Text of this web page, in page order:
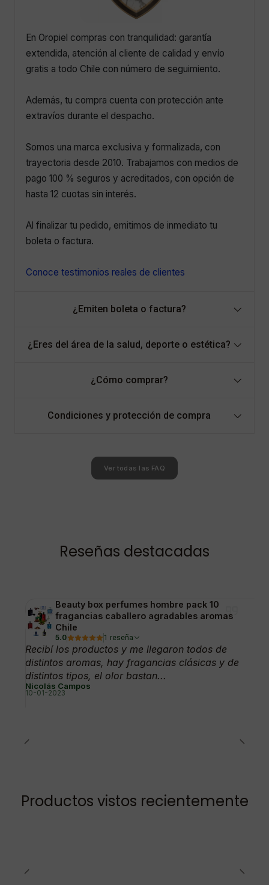
En Oropiel compras con tranquilidad: garantía
extendida, atención al cliente de calidad y envío
gratis a todo Chile con número de seguimiento.
Además, tu compra cuenta con protección ante
extravíos durante el despacho.
Somos una marca exclusiva y formalizada, con
trayectoria desde 2010. Trabajamos con medios de
pago 100 % seguros y acreditados, con opción de
hasta 12 cuotas sin interés.
Al finalizar tu pedido, emitimos de inmediato tu
boleta o factura.
Conoce testimonios reales de clientes
¿Emiten boleta o factura?
¿Eres del área de la salud, deporte o estética?
¿Cómo comprar?
Condiciones y protección de compra
Ver todas las FAQ
Reseñas destacadas
Beauty box perfumes hombre pack 10
fragancias caballero agradables aromas
Chile
5.0 1 reseña
Recibí los productos y me llegaron todos de
distintos aromas, hay fragancias clásicas y de
distintos tipos, el olor bastan...
Nicolás Campos
10-01-2023
Productos vistos recientemente